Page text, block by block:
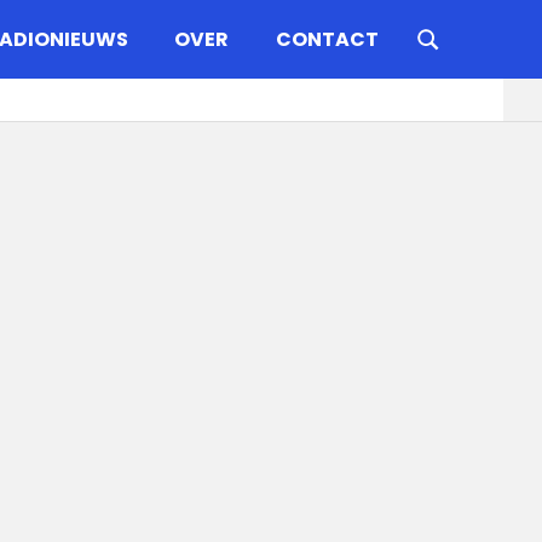
OVER CONTACT